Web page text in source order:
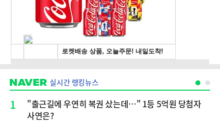
실시간 랭킹뉴스
1
"출근길에 우연히 복권 샀는데…" 1등 5억원 당첨자
사연은?